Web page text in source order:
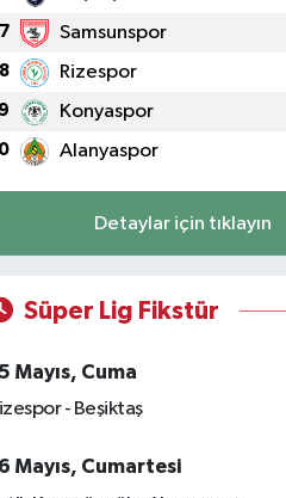
7 Samsunspor
8 Rizespor
9 Konyaspor
Alanyaspor
Detaylar için tıklayın
Süper Lig Fikstür
Mayıs, Cuma
- Beşiktaş
Mayıs, Cumartesi